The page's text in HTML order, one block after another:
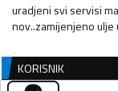
uradjeni svi servisi
nov..zamijenjeno ulje
KORISNIK